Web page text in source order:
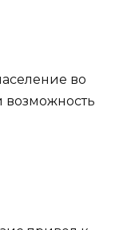
во
возможность